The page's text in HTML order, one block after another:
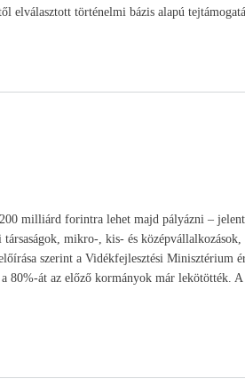
elválasztott történelmi bázis alapú
milliárd forintra lehet majd pályázni –
mikro-, kis- és
szerint a Vidékfejlesztési Minisztérium
át az előző kormányok már lekötötték. A